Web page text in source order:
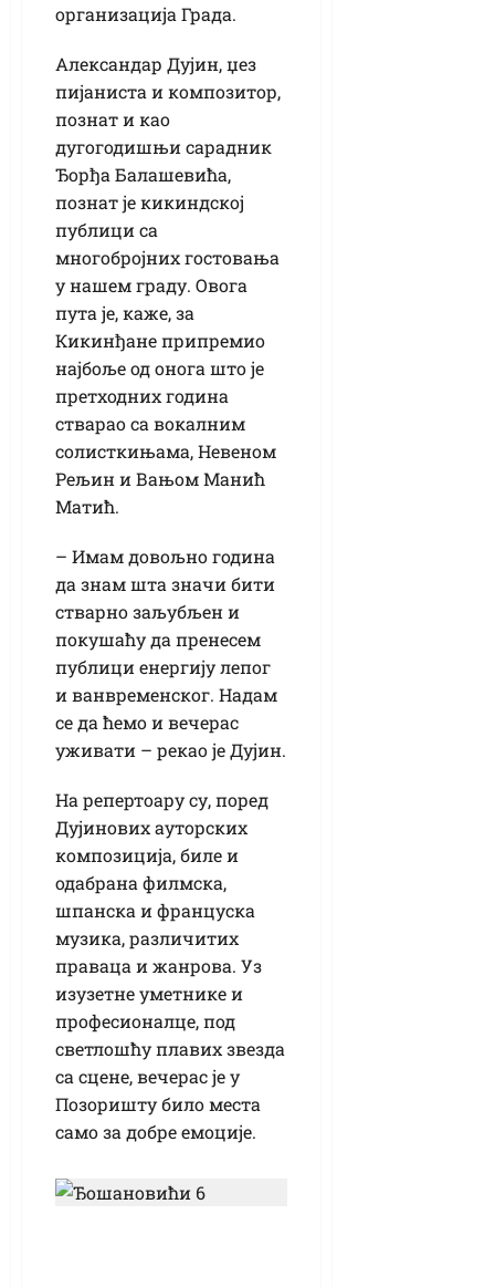
организација Града.
Александар Дујин, џез
пијаниста и композитор,
познат и као
дугогодишњи сарадник
Ђорђа Балашевића,
познат је кикиндској
публици са
многобројних гостовања
у нашем граду. Овога
пута је, каже, за
Кикинђане припремио
најбоље од онога што је
претходних година
стварао са вокалним
солисткињама, Невеном
Рељин и Вањом Манић
Матић.
– Имам довољно година
да знам шта значи бити
стварно заљубљен и
покушаћу да пренесем
публици енергију лепог
и ванвременског. Надам
се да ћемо и вечерас
уживати – рекао је Дујин.
На репертоару су, поред
Дујинових ауторских
композиција, биле и
одабрана филмска,
шпанска и француска
музика, различитих
праваца и жанрова. Уз
изузетне уметнике и
професионалце, под
светлошћу плавих звезда
са сцене, вечерас је у
Позоришту било места
само за добре емоције.